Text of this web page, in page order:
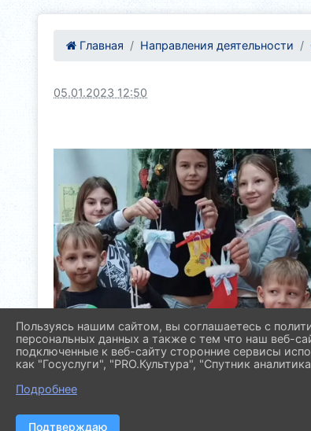
Главная Направления деятельности
05.01.2023 12:50
Пользуясь нашим сайтом, вы соглашаетесь с
персональных данных а также с тем что наш веб-
подключенные к веб-сайту сторонние сервисы
как "Госуслуги", "PRO.Культура", "Спутник
Подробнее
Подтверждаю